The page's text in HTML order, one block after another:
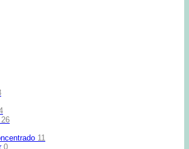
26
11
0